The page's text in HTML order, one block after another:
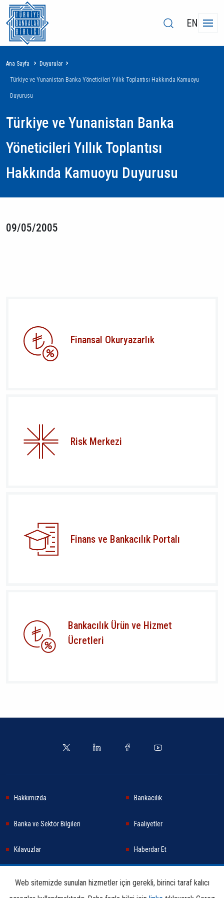
EN
Sayfa
yolu
Ana Sayfa Duyurular
Türkiye ve Yunanistan Banka Yöneticileri Yıllık Toplantısı Hakkında Kamuoyu
Duyurusu
Türkiye ve Yunanistan Banka
Yöneticileri Yıllık Toplantısı
Hakkında Kamuoyu Duyurusu
09/05/2005
Finansal Okuryazarlık
Risk Merkezi
Finans ve Bankacılık Portalı
Bankacılık Ürün ve Hizmet
Ücretleri
Hakkımızda Bankacılık
Banka ve Sektör Bilgileri Faaliyetler
Kılavuzlar Haberdar Et
Web sitemizde sunulan hizmetler için gerekli, birinci taraf kalıcı